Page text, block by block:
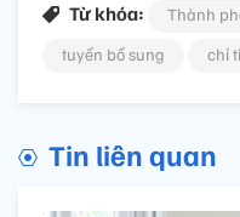
Từ khóa:
Thành
tuyển bổ sung
chỉ
Tin liên quan